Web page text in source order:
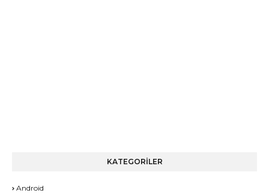
KATEGORİLER
Android